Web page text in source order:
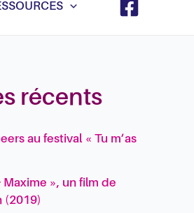
récents
au festival « Tu m’as
Maxime », un film de
(2019)